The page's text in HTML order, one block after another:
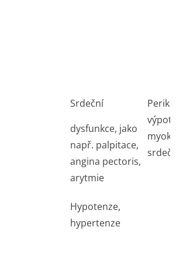
Srdeční
dysfunkce, jako
např. palpitace,
angina pectoris,
arytmie
Hypotenze,
hypertenze